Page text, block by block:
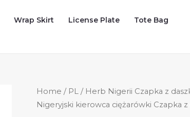
Wrap Skirt License Plate
Tote Bag
Home / PL / Herb Nigerii Czapka z
Nigeryjski kierowca ciężarówki Czapka